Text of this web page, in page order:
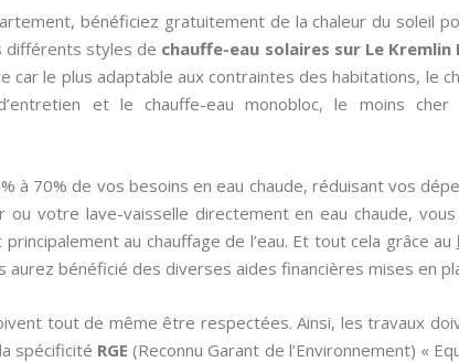
bénéficiez gratuitement de la chaleur du soleil
différents styles de chauffe-eau solaires sur Le Kremlin
car le plus adaptable aux contraintes des habitations, le
et le chauffe-eau monobloc, le moins cher
à 70% de vos besoins en eau chaude, réduisant vos
ou votre lave-vaisselle directement en eau chaude,
au chauffage de l’eau. Et tout cela grâce au
aurez bénéficié des diverses aides financières mises en
tout de même être respectées. Ainsi, les travaux
spécificité RGE(Reconnu Garant de l’Environnement) «